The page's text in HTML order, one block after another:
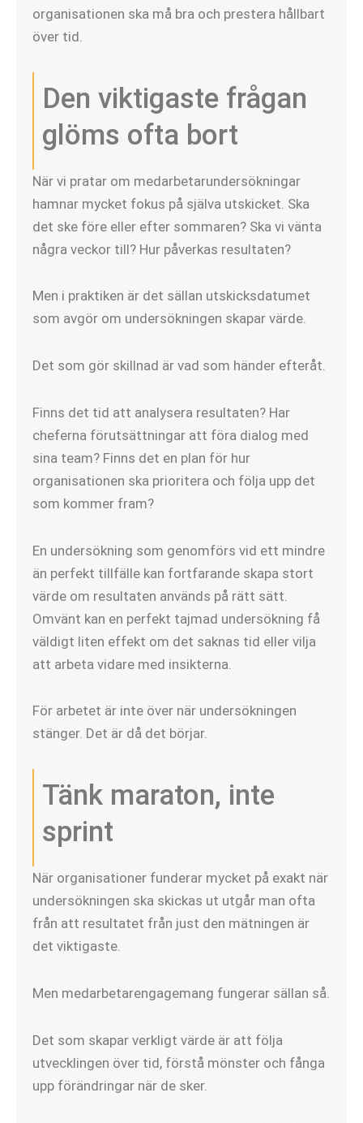
organisationen ska må bra och prestera hållbart
över tid.
Den viktigaste frågan
glöms ofta bort
När vi pratar om medarbetarundersökningar
hamnar mycket fokus på själva utskicket. Ska
det ske före eller efter sommaren? Ska vi vänta
några veckor till? Hur påverkas resultaten?
Men i praktiken är det sällan utskicksdatumet
som avgör om undersökningen skapar värde.
Det som gör skillnad är vad som händer efteråt.
Finns det tid att analysera resultaten? Har
cheferna förutsättningar att föra dialog med
sina team? Finns det en plan för hur
organisationen ska prioritera och följa upp det
som kommer fram?
En undersökning som genomförs vid ett mindre
än perfekt tillfälle kan fortfarande skapa stort
värde om resultaten används på rätt sätt.
Omvänt kan en perfekt tajmad undersökning få
väldigt liten effekt om det saknas tid eller vilja
att arbeta vidare med insikterna.
För arbetet är inte över när undersökningen
stänger. Det är då det börjar.
Tänk maraton, inte
sprint
När organisationer funderar mycket på exakt när
undersökningen ska skickas ut utgår man ofta
från att resultatet från just den mätningen är
det viktigaste.
Men medarbetarengagemang fungerar sällan så.
Det som skapar verkligt värde är att följa
utvecklingen över tid, förstå mönster och fånga
upp förändringar när de sker.